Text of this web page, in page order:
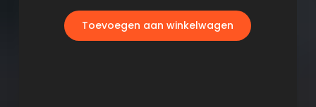
Toevoegen aan winkelwagen